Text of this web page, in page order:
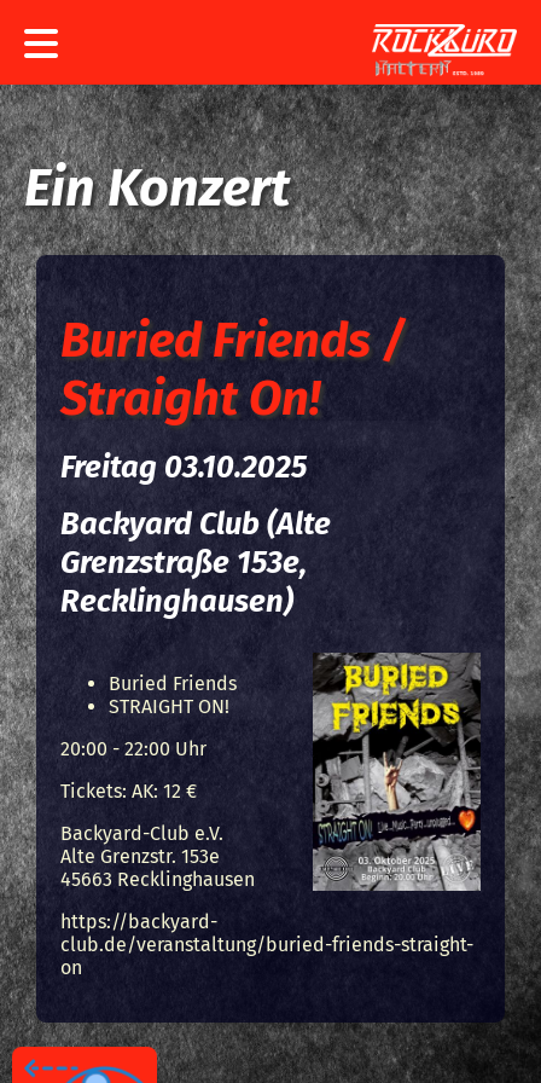
Konzerte
Rockbüro
Bands
Service
Ein Konzert
Buried Friends /
Straight On!
Freitag 03.10.2025
Backyard Club (Alte
Grenzstraße 153e,
Recklinghausen)
Buried Friends
STRAIGHT ON!
20:00 - 22:00 Uhr
Tickets: AK: 12 €
Backyard-Club e.V.
Alte Grenzstr. 153e
45663 Recklinghausen
https://backyard-
club.de/veranstaltung/buried-friends-straight-
on